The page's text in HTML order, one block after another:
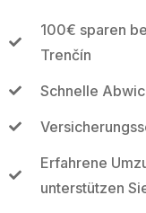
100€ sparen
Trenčín
Schnelle
Erfahrene
unterstützen